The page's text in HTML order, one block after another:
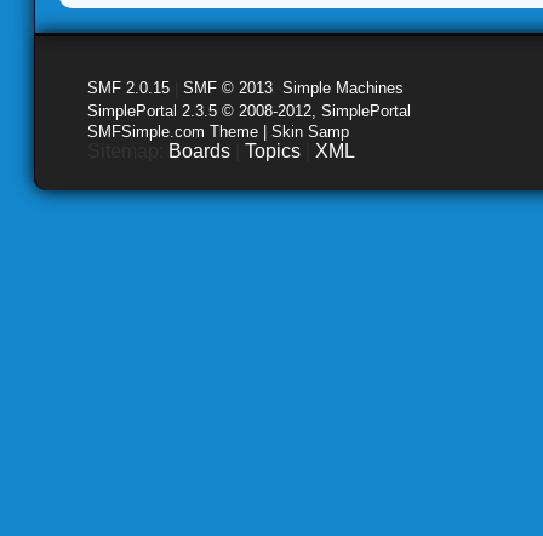
SMF 2.0.15 SMF © 2013 Simple Machines
SimplePortal 2.3.5 © 2008-2012, SimplePortal
SMFSimple.com Theme | Skin Samp
Boards Topics XML